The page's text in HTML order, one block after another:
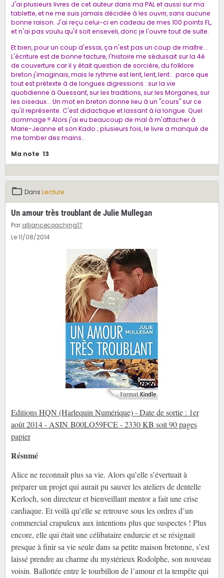
J'ai plusieurs livres de cet auteur dans ma PAL et aussi sur ma
tablette, et ne me suis jamais décidée à les ouvrir, sans aucune
bonne raison. J'ai reçu celui-ci en cadeau de mes 100 points FL,
et n'ai pas voulu qu'il soit enseveli, donc je l'ouvre tout de suite.
Et bien, pour un coup d'essai, ça n'est pas un coup de maître...
L'écriture est de bonne facture, l'histoire me séduisait sur la 4è
de couverture car il y était question de sorcière, du folklore
breton j'imaginais, mais le rythme est lent, lent, lent... parce que
tout est prétexte à de longues digressions : sur la vie
quotidienne à Ouessant, sur les traditions, sur les Morganes, sur
les oiseaux... Un mot en breton donne lieu à un "cours" sur ce
qu'il représente. C'est didactique et lassant à la longue. Quel
dommage !! Alors j'ai eu beaucoup de mal à m'attacher à
Marie-Jeanne et son Kado ; plusieurs fois, le livre a manqué de
me tomber des mains...
Ma note 13
Dans Lecture
Un amour très troublant de Julie Mullegan
Par alliancecoaching17
Le 11/08/2014
Editions HQN (Harlequin Numérique) - Date de sortie : 1er
août 2014 - ASIN B00LO59FCE - 2330 KB soit 90 pages
papier
Résumé
Alice ne reconnaît plus sa vie. Alors qu’elle s’évertuait à
préparer un projet qui aurait pu sauver les ateliers de dentelle
Kerloch, son directeur et bienveillant mentor a fait une crise
cardiaque. Et voilà qu’elle se retrouve sous les ordres d’un
commercial crapuleux aux intentions plus que suspectes ! Plus
encore, elle qui était une célibataire endurcie et se résignait
presque à finir sa vie seule dans sa petite maison bretonne, s’est
laissé prendre au charme du mystérieux Rodolphe, son nouveau
voisin. Ballottée entre le tourbillon de l’amour et la tempête qui